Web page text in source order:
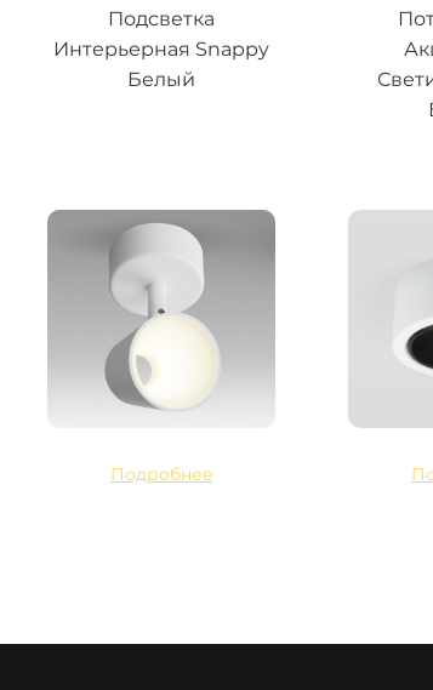
Подсветка
Интерьерная Snappy
Белый
Подробнее